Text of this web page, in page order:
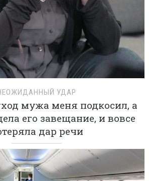
УДАР
мужа меня подкосил, а
его завещание, и вовсе
дар речи